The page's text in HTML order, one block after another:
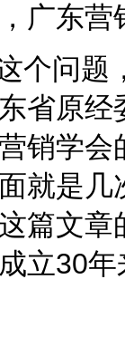
广东营
个问题
省原经
销学会
就是
篇文章
立30